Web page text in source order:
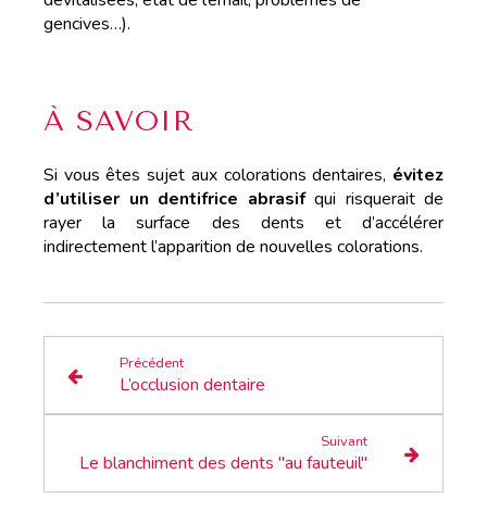
gencives…).
À SAVOIR
Si vous êtes sujet aux colorations dentaires, évitez
d’utiliser un dentifrice abrasifqui risquerait de
rayer la surface des dents et d’accélérer
indirectement l’apparition de nouvelles colorations.
Précédent
L’occlusion dentaire
Suivant
Le blanchiment des dents "au fauteuil"